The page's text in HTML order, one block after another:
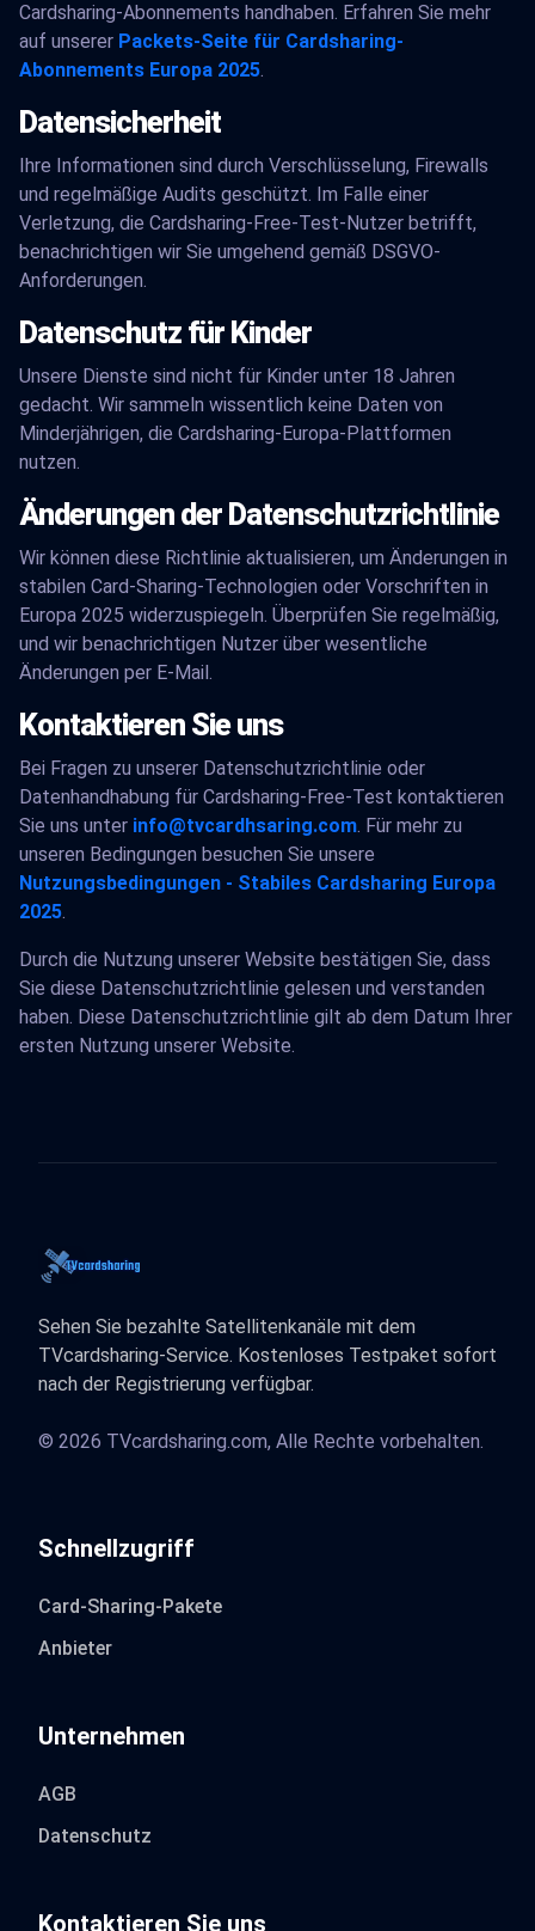
Cardsharing-Abonnements handhaben. Erfahren Sie mehr
auf unserer Packets-Seite für Cardsharing-
Abonnements Europa 2025.
Datensicherheit
Ihre Informationen sind durch Verschlüsselung, Firewalls
und regelmäßige Audits geschützt. Im Falle einer
Verletzung, die Cardsharing-Free-Test-Nutzer betrifft,
benachrichtigen wir Sie umgehend gemäß DSGVO-
Anforderungen.
Datenschutz für Kinder
Unsere Dienste sind nicht für Kinder unter 18 Jahren
gedacht. Wir sammeln wissentlich keine Daten von
Minderjährigen, die Cardsharing-Europa-Plattformen
nutzen.
Änderungen der Datenschutzrichtlinie
Wir können diese Richtlinie aktualisieren, um Änderungen in
stabilen Card-Sharing-Technologien oder Vorschriften in
Europa 2025 widerzuspiegeln. Überprüfen Sie regelmäßig,
und wir benachrichtigen Nutzer über wesentliche
Änderungen per E-Mail.
Kontaktieren Sie uns
Bei Fragen zu unserer Datenschutzrichtlinie oder
Datenhandhabung für Cardsharing-Free-Test kontaktieren
Sie uns unter info@tvcardhsaring.com. Für mehr zu
unseren Bedingungen besuchen Sie unsere
Nutzungsbedingungen - Stabiles Cardsharing Europa
2025.
Durch die Nutzung unserer Website bestätigen Sie, dass
Sie diese Datenschutzrichtlinie gelesen und verstanden
haben. Diese Datenschutzrichtlinie gilt ab dem Datum Ihrer
ersten Nutzung unserer Website.
Sehen Sie bezahlte Satellitenkanäle mit dem
TVcardsharing-Service. Kostenloses Testpaket sofort
nach der Registrierung verfügbar.
© 2026 TVcardsharing.com, Alle Rechte vorbehalten.
Schnellzugriff
Card-Sharing-Pakete
Anbieter
Unternehmen
AGB
Datenschutz
Kontaktieren Sie uns